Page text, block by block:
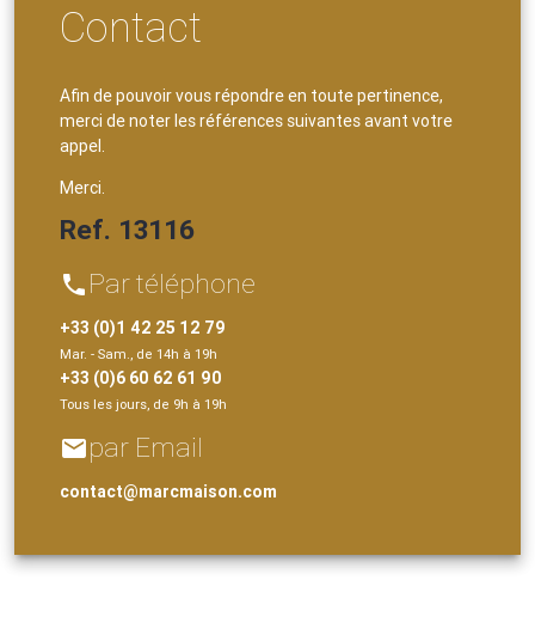
Contact
Afin de pouvoir vous répondre en toute pertinence,
merci de noter les références suivantes avant votre
appel.
Merci.
Ref. 13116
phone Par téléphone
+33 (0)1 42 25 12 79
Mar. - Sam., de 14h à 19h
+33 (0)6 60 62 61 90
Tous les jours, de 9h à 19h
emailpar Email
contact@marcmaison.com